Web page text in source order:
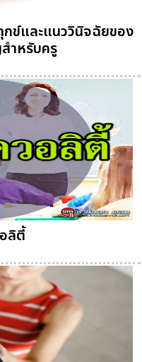
ข์และแนววินิจฉัยของ
ำหรับครู
ลิตี้